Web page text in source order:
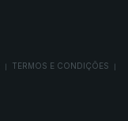
TERMOS E CONDIÇÕES